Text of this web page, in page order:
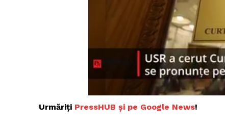
Urmăriți PressHUB și pe Google News!